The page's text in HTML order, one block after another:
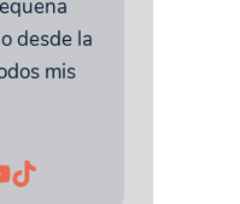
desde la
mis